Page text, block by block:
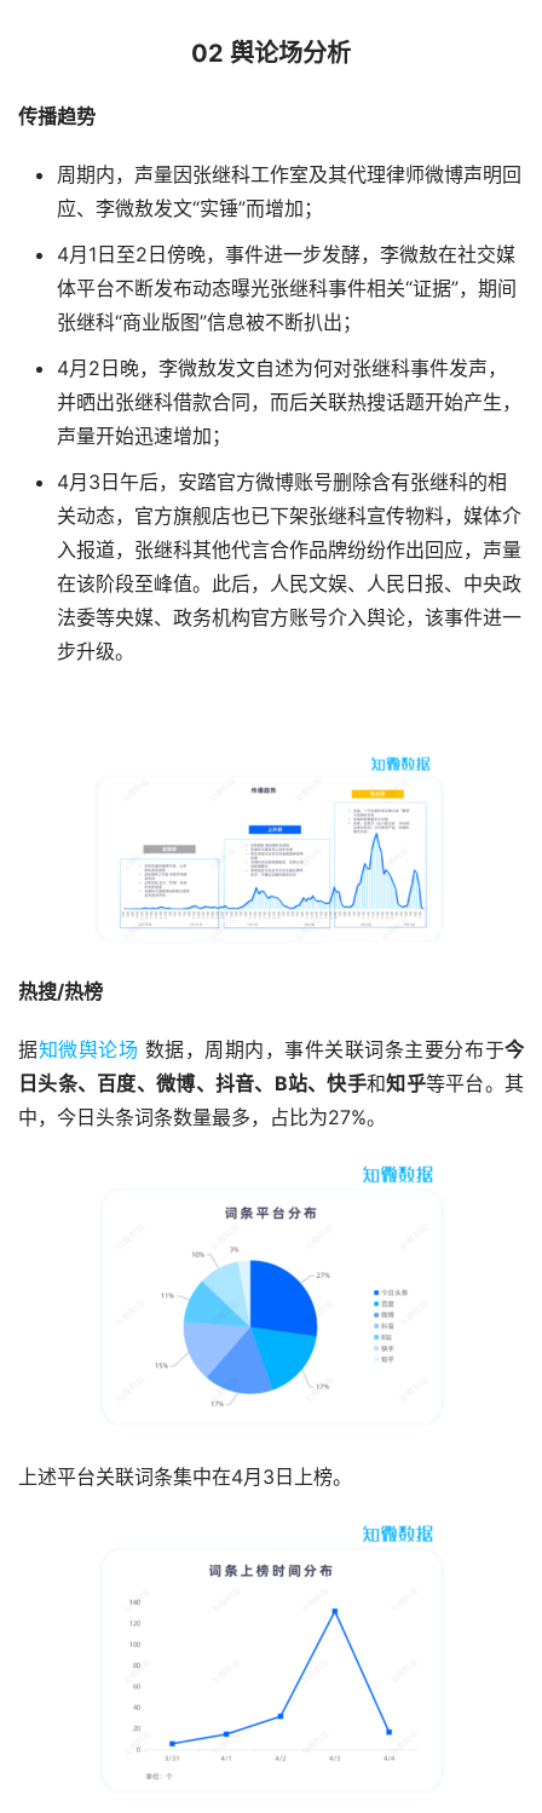
02 舆论场分析
传播趋势
周期内，声量因张继科工作室及其代理律师微博声明回
应、李微敖发文“实锤”而增加；
4月1日至2日傍晚，事件进一步发酵，李微敖在社交媒
体平台不断发布动态曝光张继科事件相关“证据”，期间
张继科“商业版图”信息被不断扒出；
4月2日晚，李微敖发文自述为何对张继科事件发声，
并晒出张继科借款合同，而后关联热搜话题开始产生，
声量开始迅速增加；
4月3日午后，安踏官方微博账号删除含有张继科的相
关动态，官方旗舰店也已下架张继科宣传物料，媒体介
入报道，张继科其他代言合作品牌纷纷作出回应，声量
在该阶段至峰值。此后，人民文娱、人民日报、中央政
法委等央媒、政务机构官方账号介入舆论，该事件进一
步升级。
热搜/热榜
据知微舆论场 数据，周期内，事件关联词条主要分布于今
日头条、百度、微博、抖音、B站、快手和知乎等平台。其
中，今日头条词条数量最多，占比为27%。
上述平台关联词条集中在4月3日上榜。